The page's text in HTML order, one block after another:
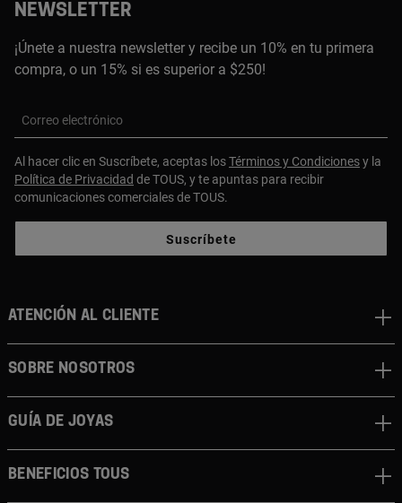
NEWSLETTER
¡Únete a nuestra newsletter y recibe un 10% en tu primera
compra, o un 15% si es superior a $250!
Correo electrónico
Al hacer clic en Suscríbete, aceptas losTérminos y Condicionesy la
Política de Privacidad de TOUS, y te apuntas para recibir
comunicaciones comerciales de TOUS.
Suscríbete
ATENCIÓN AL CLIENTE
SOBRE NOSOTROS
GUÍA DE JOYAS
BENEFICIOS TOUS